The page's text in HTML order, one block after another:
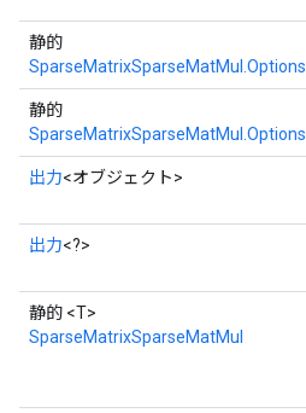
静的
SparseMatrixSparseMatMul.Options
静的
SparseMatrixSparseMatMul.Options
出力<オブジェクト>
出力<?>
静的 <T>
SparseMatrixSparseMatMul